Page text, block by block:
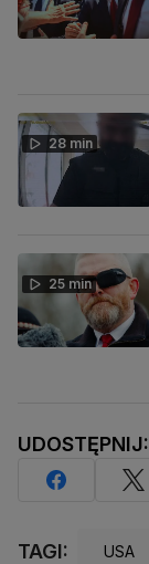
28 min
25 min
UDOSTĘPNIJ:
TAGI: USA